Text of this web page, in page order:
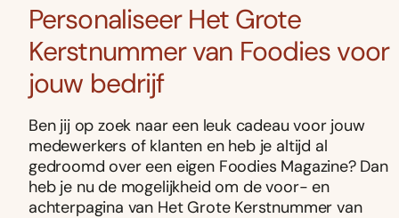
Personaliseer Het Grote
Kerstnummer van Foodies voor
jouw bedrijf
Ben jij op zoek naar een leuk cadeau voor jouw
medewerkers of klanten en heb je altijd al
gedroomd over een eigen Foodies Magazine? Dan
heb je nu de mogelijkheid om de voor- en
achterpagina van Het Grote Kerstnummer van